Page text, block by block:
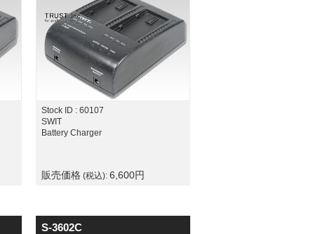
Stock ID : 60107
SWIT
Battery Charger
販売価格 (税込): 6,600円
S-3602C